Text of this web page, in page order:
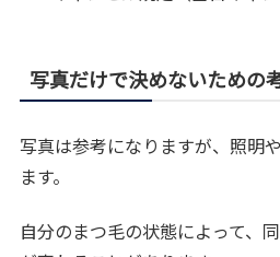
写真だけで決めないための
写真は参考になりますが、照明
ます。
自分のまつ毛の状態によって、